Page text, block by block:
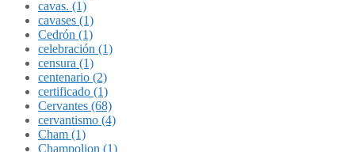
cavas. (1)
cavases (1)
Cedrón (1)
celebración (1)
censura (1)
centenario (2)
certificado (1)
Cervantes (68)
cervantismo (4)
Cham (1)
Champolion (1)